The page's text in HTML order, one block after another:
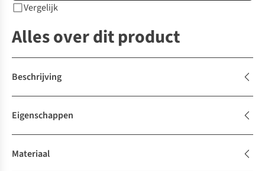
Vergelijk
Alles over dit product
Beschrijving
Eigenschappen
Materiaal